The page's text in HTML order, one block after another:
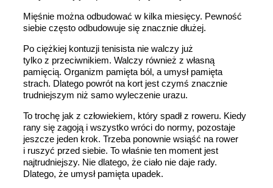
Mięśnie można odbudować w kilka miesięcy. Pewność
siebie często odbudowuje się znacznie dłużej.
Po ciężkiej kontuzji tenisista nie walczy już
tylko z przeciwnikiem. Walczy również z własną
pamięcią. Organizm pamięta ból, a umysł pamięta
strach. Dlatego powrót na kort jest czymś znacznie
trudniejszym niż samo wyleczenie urazu.
To trochę jak z człowiekiem, który spadł z roweru. Kiedy
rany się zagoją i wszystko wróci do normy, pozostaje
jeszcze jeden krok. Trzeba ponownie wsiąść na rower
i ruszyć przed siebie. To właśnie ten moment jest
najtrudniejszy. Nie dlatego, że ciało nie daje rady.
Dlatego, że umysł pamięta upadek.